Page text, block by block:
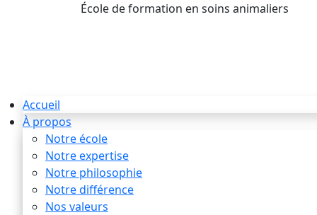
École de formation en soins animaliers
Accueil
À propos
Notre école
Notre expertise
Notre philosophie
Notre différence
Nos valeurs